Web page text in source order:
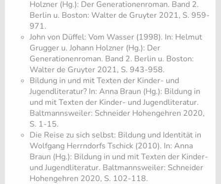
Holzner (Hg.): Der Generationenroman. Band 2.
Berlin u. Boston: Walter de Gruyter 2021, S. 959-
971.
John von Düffel: Vom Wasser (1998). In: Helmut
Grugger u. Johann Holzner (Hg.): Der
Generationenroman. Band 2. Berlin u. Boston:
Walter de Gruyter 2021, S. 943-958.
Bildung in und mit Texten der Kinder- und
Jugendliteratur? In: Anna Braun (Hg.): Bildung in
und mit Texten der Kinder- und Jugendliteratur.
Baltmannsweiler: Schneider Hohengehren 2020,
S. 1-15.
Die Reise zu sich selbst: Bildung und Identität in
Wolfgang Herrndorfs Tschick (2010). In: Anna
Braun (Hg.): Bildung in und mit Texten der Kinder-
und Jugendliteratur. Baltmannsweiler: Schneider
Hohengehren 2020, S. 102-118.